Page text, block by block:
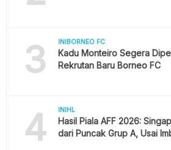
3 INIBORNEO FC
Kadu Monteiro Segera
Rekrutan Baru Borneo FC
4 INIHL
Hasil Piala AFF 2026:
dari Puncak Grup A, Usai